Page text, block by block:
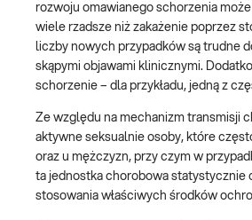
rozwoju omawianego schorzenia
wiele rzadsze niż zakażenie poprzez
liczby nowych przypadków są trudne
skąpymi objawami klinicznymi.
schorzenie – dla przykładu, jedną z
Ze względu na mechanizm transmisji
aktywne seksualnie osoby, które
oraz u mężczyzn, przy czym w
ta jednostka chorobowa statystycznie
stosowania właściwych środków